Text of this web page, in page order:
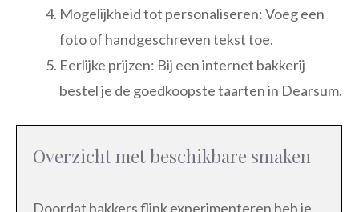
Mogelijkheid tot personaliseren: Voeg een
foto of handgeschreven tekst toe.
Eerlijke prijzen: Bij een internet bakkerij
bestel je de goedkoopste taarten in Dearsum.
Overzicht met beschikbare smaken
Doordat bakkers flink experimenteren heb je